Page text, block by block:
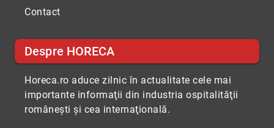
Contact
Despre HORECA
Horeca.ro aduce zilnic în actualitate cele mai
importante informaţii din industria ospitalităţii
româneşti şi cea internaţională.